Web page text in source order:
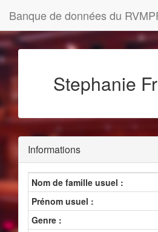
Banque de données du
Stephanie
Informations
Nom de famille usuel :
Prénom usuel :
Genre :